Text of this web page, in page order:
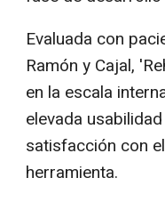
Evaluada con
Ramón y Cajal,
en la escala
elevada
satisfacción con
herramienta.